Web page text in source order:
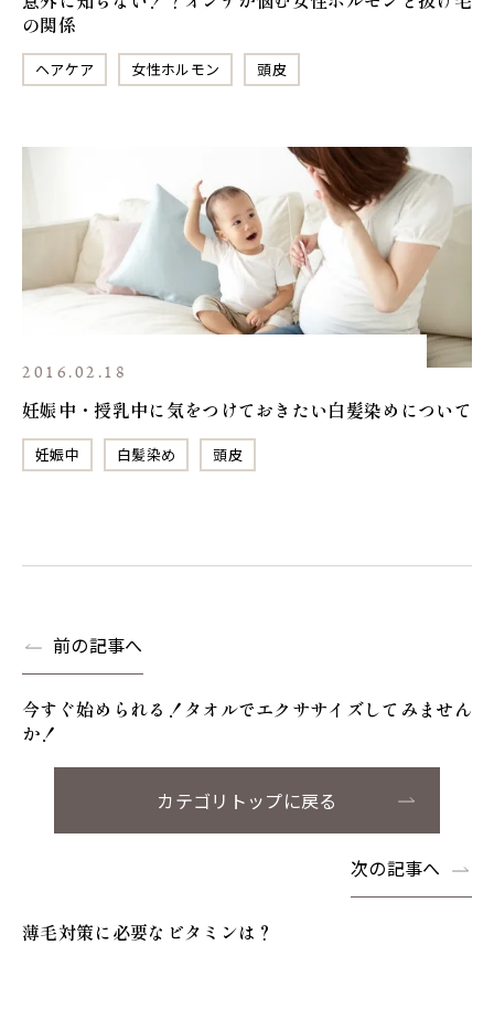
の関係
ヘアケア 女性ホルモン 頭皮
2016.02.18
妊娠中・授乳中に気をつけておきたい白髪染めについて
妊娠中 白髪染め 頭皮
前の記事へ
今すぐ始められる！タオルでエクササイズしてみません
か！
カテゴリトップに戻る
次の記事へ
薄毛対策に必要なビタミンは？